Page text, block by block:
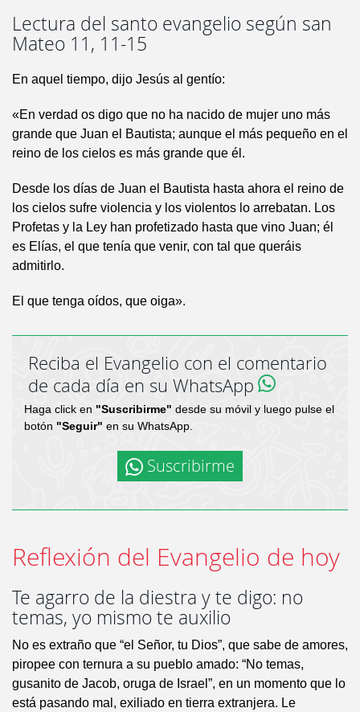
Lectura del santo evangelio según san
Mateo 11, 11-15
En aquel tiempo, dijo Jesús al gentío:
«En verdad os digo que no ha nacido de mujer uno más
grande que Juan el Bautista; aunque el más pequeño en el
reino de los cielos es más grande que él.
Desde los días de Juan el Bautista hasta ahora el reino de
los cielos sufre violencia y los violentos lo arrebatan. Los
Profetas y la Ley han profetizado hasta que vino Juan; él
es Elías, el que tenía que venir, con tal que queráis
admitirlo.
El que tenga oídos, que oiga».
Reciba el Evangelio con el comentario
de cada día en su WhatsApp
Haga click en "Suscribirme" desde su móvil y luego pulse el
botón "Seguir" en su WhatsApp.
Suscribirme
Reflexión del Evangelio de hoy
Te agarro de la diestra y te digo: no
temas, yo mismo te auxilio
No es extraño que “el Señor, tu Dios”, que sabe de amores,
piropee con ternura a su pueblo amado: “No temas,
gusanito de Jacob, oruga de Israel”, en un momento que lo
está pasando mal, exiliado en tierra extranjera. Le